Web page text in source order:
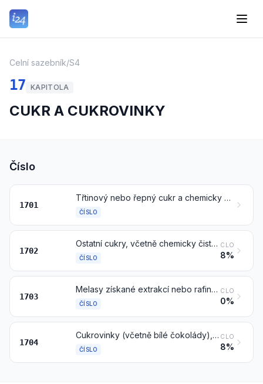
Celní sazebník/S4
17 KAPITOLA
CUKR A CUKROVINKY
Číslo
1701
Třtinový nebo řepný cukr a chemicky čistá sacharóza, v pevném stavu
ČÍSLO
1702
Ostatní cukry, včetně chemicky čisté laktózy, maltózy, glukózy a fruktózy, v pevném stavu; cukerné sirupy bez přísady aromatických přípravků nebo barviv; umělý med, též smíšený s přírodním medem; karamel
ČÍSLO
CLO
8%
1703
Melasy získané extrakcí nebo rafinací cukru
ČÍSLO
CLO
0%
1704
Cukrovinky (včetně bílé čokolády), neobsahující kakao
ČÍSLO
CLO
8%